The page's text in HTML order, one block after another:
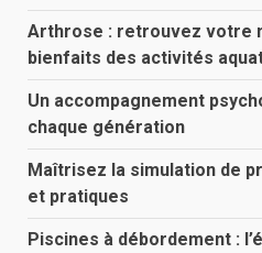
Arthrose : retrouvez votre
bienfaits des activités
Un accompagnement
chaque génération
Maîtrisez la simulation de
et pratiques
Piscines à débordement :